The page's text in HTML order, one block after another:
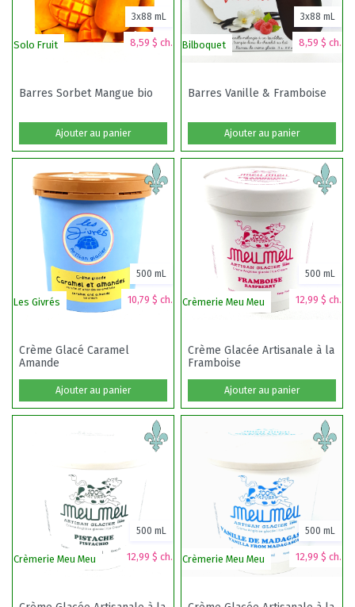
Solo Fruit 8,59 $ ch.
3x88 mL
Barres Sorbet Mangue bio
Ajouter au panier
Bilboquet 8,59 $ ch.
3x88 mL
Barres Vanille & Framboise
Ajouter au panier
Les Givrés 10,79 $ ch.
500 mL
Crème Glacé Caramel
Amande
Ajouter au panier
Crèmerie Meu Meu 12,99 $ ch.
500 mL
Crème Glacée Artisanale à la
Framboise
Ajouter au panier
Crèmerie Meu Meu 12,99 $ ch.
500 mL
Crèmerie Meu Meu 12,99 $ ch.
500 mL